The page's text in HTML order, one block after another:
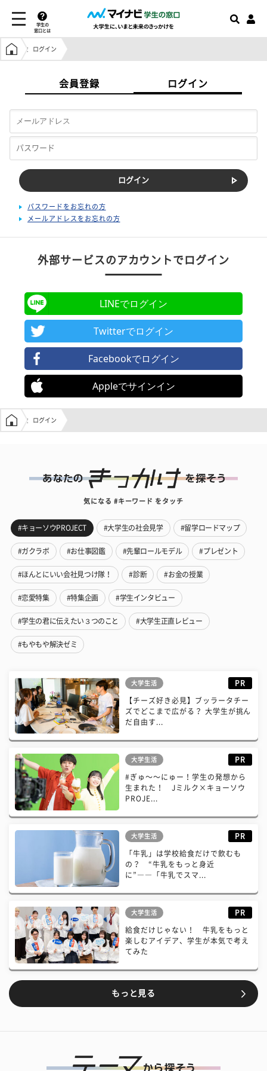
学生の
窓口とは
学生の窓口トップ
ログイン
会員登録 ログイン
パスワードをお忘れの方
メールアドレスをお忘れの方
外部サービスのアカウントでログイン
LINEでログイン
Twitterでログイン
Facebookでログイン
Appleでサインイン
学生の窓口トップ
ログイン
気になる #キーワード をタッチ
#キョーソウPROJECT #大学生の社会見学 #留学ロードマップ
#ガクラボ #お仕事図鑑 #先輩ロールモデル #プレゼント
#ほんとにいい会社見つけ隊！ #診断 #お金の授業
#恋愛特集 #特集企画 #学生インタビュー
#学生の君に伝えたい３つのこと #大学生正直レビュー
#もやもや解決ゼミ
大学生活 PR
【チーズ好き必見】ブッラータチー
ズでどこまで広がる？ 大学生が挑ん
だ自由す...
大学生活 PR
#ぎゅ〜〜にゅー！学生の発想から
生まれた！ Jミルク×キョーソウ
PROJE...
大学生活 PR
「牛乳」は学校給食だけで飲むも
の？ “牛乳をもっと身近
に”――「牛乳でスマ...
大学生活 PR
給食だけじゃない！ 牛乳をもっと
楽しむアイデア、学生が本気で考え
てみた
もっと見る